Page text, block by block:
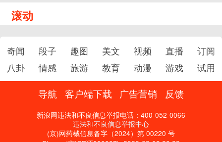
滚动
奇闻 段子 趣图 美文 视频 直播
订阅
八卦
情感 旅游 教育 动漫 游戏 试用
导航 客户端下载 广告营销 反馈
新浪网违法和不良信息举报电话：400-052-0066
违法和不良信息举报中心
(京)网药械信息备字（2024）第 00220 号